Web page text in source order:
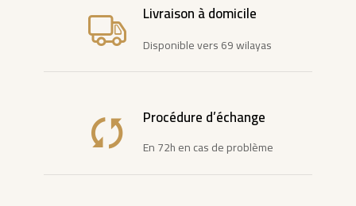
Livraison à domicile
Disponible vers 69 wilayas
Procédure d’échange
En 72h en cas de problème